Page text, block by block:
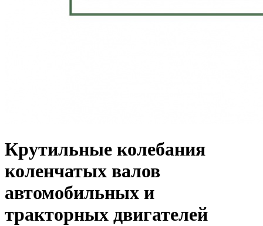
Крутильные колебания
коленчатых валов
автомобильных и
тракторных двигателей